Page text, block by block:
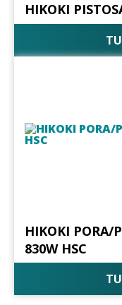
HIKOKI
HIKOKI PORA/
830W HSC